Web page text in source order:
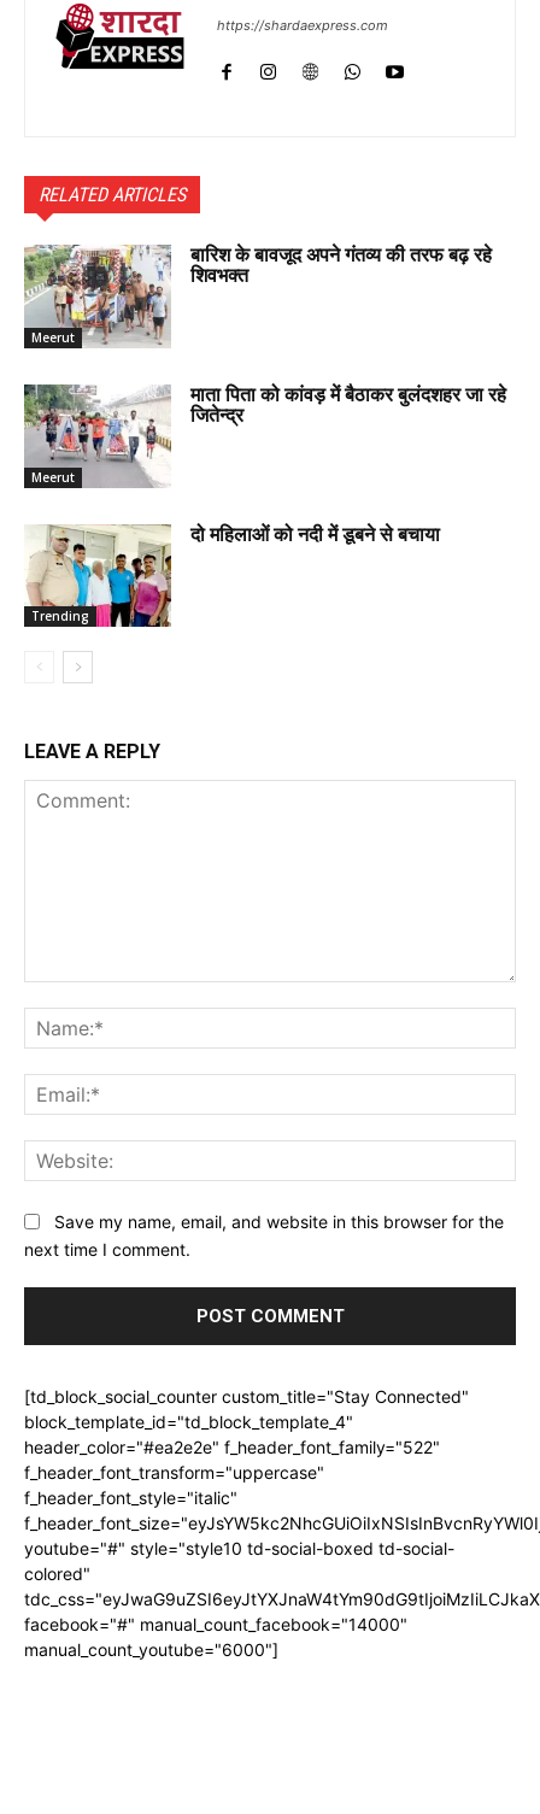
https://shardaexpress.com
RELATED ARTICLES
Meerut
बारिश के बावजूद अपने गंतव्य की तरफ बढ़ रहे
शिवभक्त
Meerut
माता पिता को कांवड़ में बैठाकर बुलंदशहर जा रहे
जितेन्द्र
Trending
दो महिलाओं को नदी में डूबने से बचाया
LEAVE A REPLY
Save my name, email, and website in this browser for the
next time I comment.
[td_block_social_counter custom_title="Stay Connected"
block_template_id="td_block_template_4"
header_color="#ea2e2e" f_header_font_family="522"
f_header_font_transform="uppercase"
f_header_font_style="italic"
youtube="#" style="style10 td-social-boxed td-social-
colored"
facebook="#" manual_count_facebook="14000"
manual_count_youtube="6000"]